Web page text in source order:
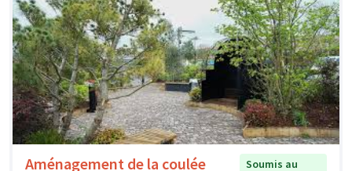
Aménagement de la coulée
Soumis au